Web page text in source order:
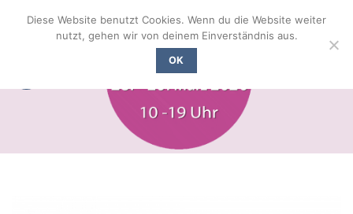
Inhalt
Diese Website benutzt Cookies. Wenn du die Website weiter
nutzt, gehen wir von deinem Einverständnis aus.
OK